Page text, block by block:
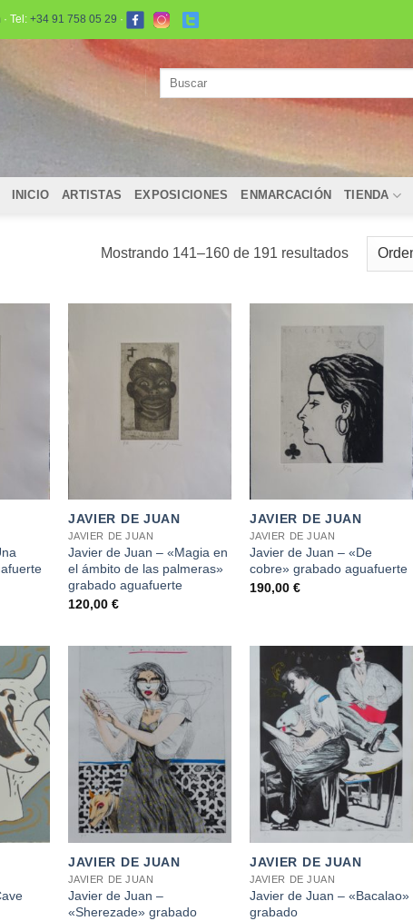
· Tel: +34 91 758 05 29 ·
INICIO ARTISTAS EXPOSICIONES ENMARCACIÓN TIENDA
Mostrando 141–160 de 191 resultadosOrdenado
por
JAVIER DE JUAN
JAVIER DE JUAN
Javier de Juan – «Magia en
el ámbito de las palmeras»
grabado aguafuerte
120,00 €
JAVIER DE JUAN
JAVIER DE JUAN
Javier de Juan – «De
cobre» grabado aguafuerte
190,00 €
+
JAVIER DE JUAN
JAVIER DE JUAN
Javier de Juan –
«Sherezade» grabado
+
JAVIER DE JUAN
JAVIER DE JUAN
Javier de Juan – «Bacalao»
grabado